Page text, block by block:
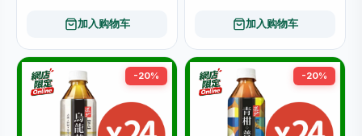
加入购物车 加入购物车
-20% -20%